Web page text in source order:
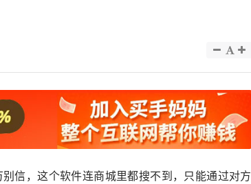
信，这个软件连商城里都搜不到，只能通过对方